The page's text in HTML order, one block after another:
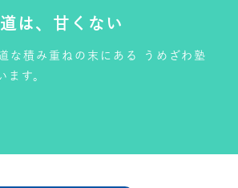
は、甘くない
な積み重ねの末にある うめざわ塾
ます。